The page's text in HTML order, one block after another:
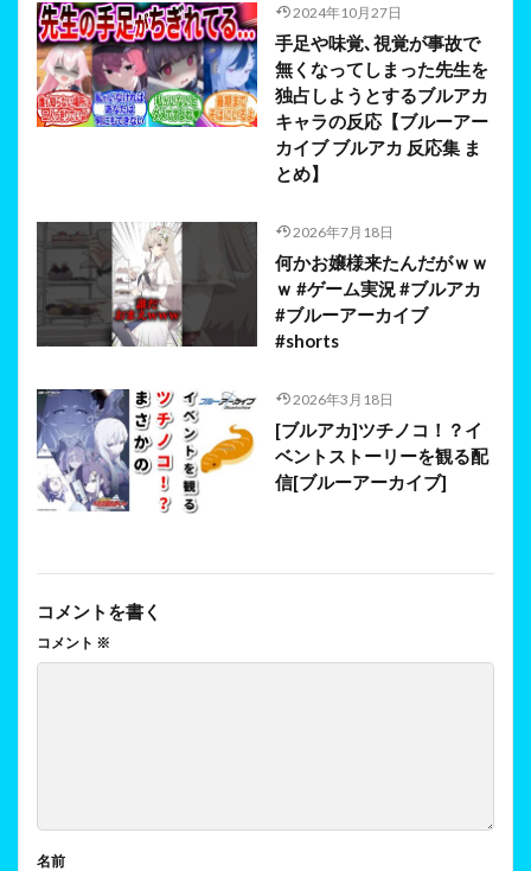
2024年10月27日
手足や味覚､視覚が事故で
無くなってしまった先生を
独占しようとするブルアカ
キャラの反応【ブルーアー
カイブ ブルアカ 反応集 ま
とめ】
2026年7月18日
何かお嬢様来たんだがｗｗ
ｗ #ゲーム実況 #ブルアカ
#ブルーアーカイブ
#shorts
2026年3月18日
[ブルアカ]ツチノコ！？イ
ベントストーリーを観る配
信[ブルーアーカイブ]
コメントを書く
コメント ※
名前